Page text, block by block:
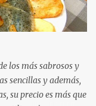
Pimienta
una pierna de
limpia, en una
Agregamos la
los más sabrosos y
sencillas y además,
su precio es más que